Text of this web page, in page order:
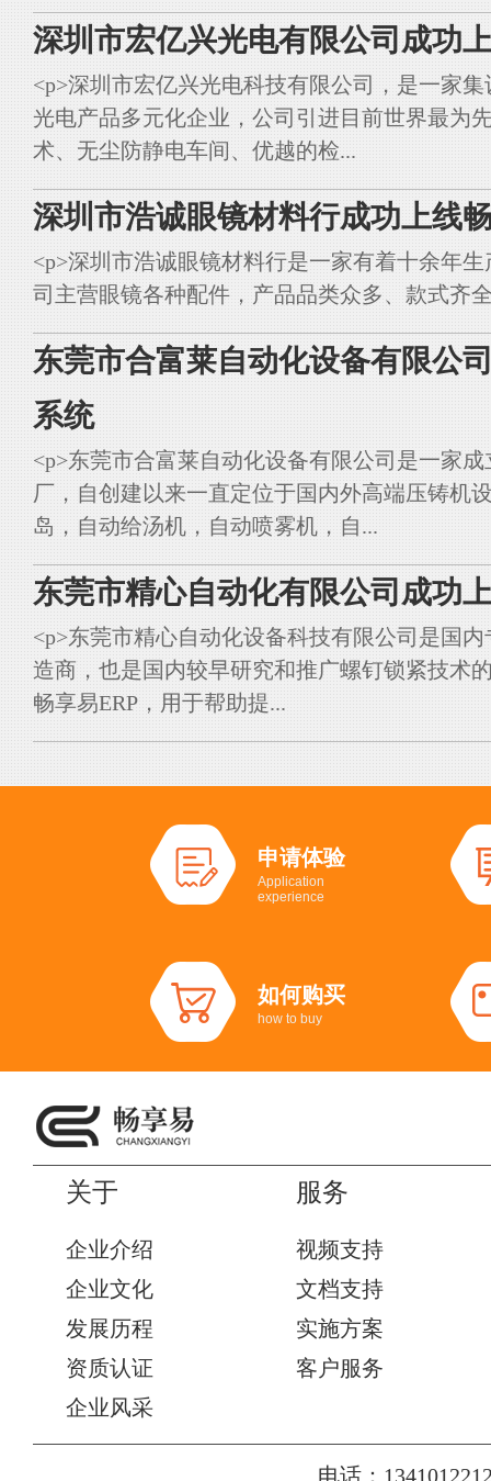
深圳市宏亿兴光电有限公司成功
<p>深圳市宏亿兴光电科技有限公司，是一家
光电产品多元化企业，公司引进目前世界最为
术、无尘防静电车间、优越的检...
深圳市浩诚眼镜材料行成功上线
<p>深圳市浩诚眼镜材料行是一家有着十余年
司主营眼镜各种配件，产品品类众多、款式齐
东莞市合富莱自动化设备有限公
系统
<p>东莞市合富莱自动化设备有限公司是一家
厂，自创建以来一直定位于国内外高端压铸机
岛，自动给汤机，自动喷雾机，自...
东莞市精心自动化有限公司成功
<p>东莞市精心自动化设备科技有限公司是国
造商，也是国内较早研究和推广螺钉锁紧技术
畅享易ERP，用于帮助提...
申请体验
Application
experience
如何购买
how to buy
关于
企业介绍
企业文化
发展历程
资质认证
企业风采
服务
视频支持
文档支持
实施方案
客户服务
电话：